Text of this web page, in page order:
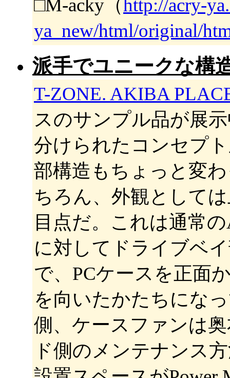
□M-acky（http://acry-
ya_new/html/original/
派手でユニークな構
T-ZONE. AKIBA
スのサンプル品が展
分けられたコンセプ
部構造もちょっと変
ちろん、外観として
目点だ。これは通常
に対してドライブベ
で、PCケースを正面
を向いたかたちにな
側、ケースファンは
ド側のメンテナンス